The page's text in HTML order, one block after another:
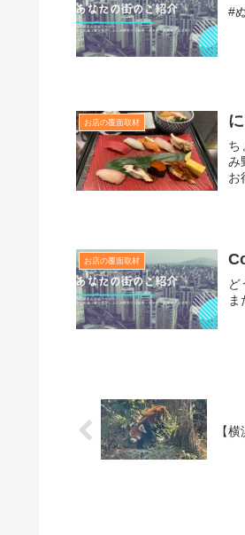
#
お店の覆面取材
ち
み
お
お店の覆面取材
ど
ま
【